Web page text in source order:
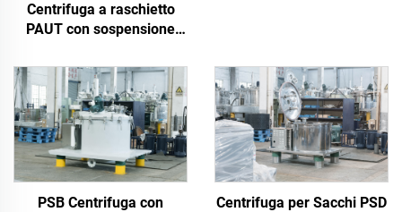
Centrifuga a raschietto
PAUT con sospensione
PSB Centrifuga con
Centrifuga per Sacchi PSD